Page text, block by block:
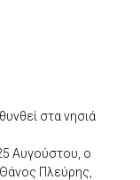
στα νησιά
Αυγούστου, ο
Πλεύρης,